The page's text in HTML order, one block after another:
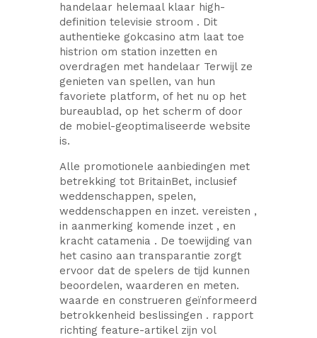
handelaar helemaal klaar high-
definition televisie stroom . Dit
authentieke gokcasino atm laat toe
histrion om station inzetten en
overdragen met handelaar Terwijl ze
genieten van spellen, van hun
favoriete platform, of het nu op het
bureaublad, op het scherm of door
de mobiel-geoptimaliseerde website
is.
Alle promotionele aanbiedingen met
betrekking tot BritainBet, inclusief
weddenschappen, spelen,
weddenschappen en inzet. vereisten ,
in aanmerking komende inzet , en
kracht catamenia . De toewijding van
het casino aan transparantie zorgt
ervoor dat de spelers de tijd kunnen
beoordelen, waarderen en meten.
waarde en construeren geïnformeerd
betrokkenheid beslissingen . rapport
richting feature-artikel zijn vol